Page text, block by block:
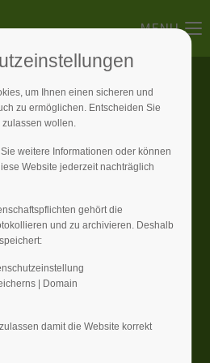
MENU
uns
System
en
um Ihnen einen sicheren und
zu ermöglichen. Entscheiden Sie
wollen.
weitere Informationen oder können
Website jederzeit nachträglich
gehört die
und zu archivieren. Deshalb
| Domain
damit die Website korrekt